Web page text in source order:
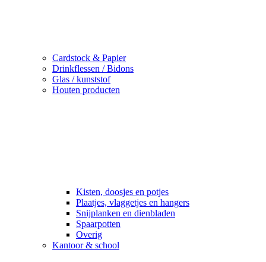
Cardstock & Papier
Drinkflessen / Bidons
Glas / kunststof
Houten producten
Kisten, doosjes en potjes
Plaatjes, vlaggetjes en hangers
Snijplanken en dienbladen
Spaarpotten
Overig
Kantoor & school